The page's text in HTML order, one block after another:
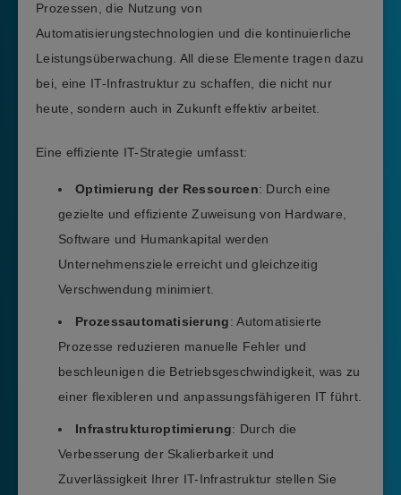
Prozessen, die Nutzung von
Automatisierungstechnologien und die kontinuierliche
Leistungsüberwachung. All diese Elemente tragen dazu
bei, eine IT-Infrastruktur zu schaffen, die nicht nur
heute, sondern auch in Zukunft effektiv arbeitet.
Eine effiziente IT-Strategie umfasst:
Optimierung der Ressourcen: Durch eine
gezielte und effiziente Zuweisung von Hardware,
Software und Humankapital werden
Unternehmensziele erreicht und gleichzeitig
Verschwendung minimiert.
Prozessautomatisierung: Automatisierte
Prozesse reduzieren manuelle Fehler und
beschleunigen die Betriebsgeschwindigkeit, was zu
einer flexibleren und anpassungsfähigeren IT führt.
Infrastrukturoptimierung: Durch die
Verbesserung der Skalierbarkeit und
Zuverlässigkeit Ihrer IT-Infrastruktur stellen Sie